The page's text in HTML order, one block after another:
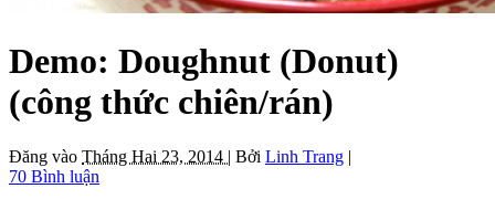
Demo: Doughnut (Donut)
(công thức chiên/rán)
Đăng vào Tháng Hai 23, 2014 | Bởi Linh Trang |
70 Bình luận